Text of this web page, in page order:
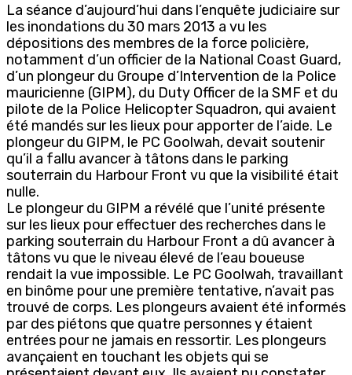
La séance d’aujourd’hui dans l’enquête judiciaire sur
les inondations du 30 mars 2013 a vu les
dépositions des membres de la force policière,
notamment d’un officier de la National Coast Guard,
d’un plongeur du Groupe d’Intervention de la Police
mauricienne (GIPM), du Duty Officer de la SMF et du
pilote de la Police Helicopter Squadron, qui avaient
été mandés sur les lieux pour apporter de l’aide. Le
plongeur du GIPM, le PC Goolwah, devait soutenir
qu’il a fallu avancer à tâtons dans le parking
souterrain du Harbour Front vu que la visibilité était
nulle.
Le plongeur du GIPM a révélé que l’unité présente
sur les lieux pour effectuer des recherches dans le
parking souterrain du Harbour Front a dû avancer à
tâtons vu que le niveau élevé de l’eau boueuse
rendait la vue impossible. Le PC Goolwah, travaillant
en binôme pour une première tentative, n’avait pas
trouvé de corps. Les plongeurs avaient été informés
par des piétons que quatre personnes y étaient
entrées pour ne jamais en ressortir. Les plongeurs
avançaient en touchant les objets qui se